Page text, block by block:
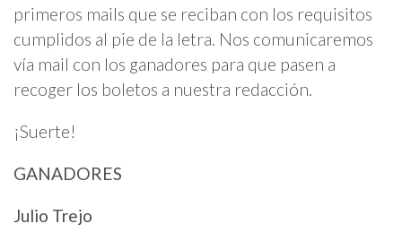
primeros mails que se reciban con los requisitos
cumplidos al pie de la letra. Nos comunicaremos
vía mail con los ganadores para que pasen a
recoger los boletos a nuestra redacción.
¡Suerte!
GANADORES
Julio Trejo